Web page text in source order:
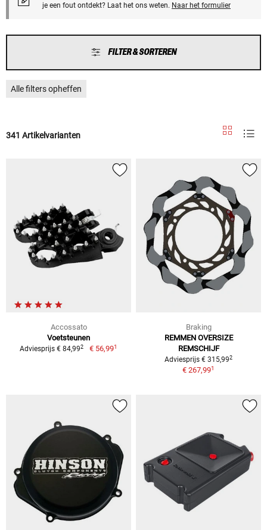
je een fout ontdekt? Laat het ons weten. Naar het formulier
FILTER & SORTEREN
Alle filters opheffen
341 Artikelvarianten
Accossato
Voetsteunen
Adviesprijs € 84,992 € 56,991
Braking
REMMEN OVERSIZE
REMSCHIJF
Adviesprijs € 315,992
€ 267,991